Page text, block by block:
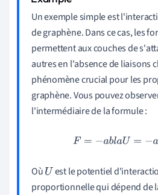
Un exemple simple est
de graphène. Dans ce cas, les
permettent aux couches de
autres en l'absence de liaisons
phénomène crucial pour les
graphène. Vous pouvez
l'intermédiaire de la formule :
=−ablaU=− bl
OùUest le potentiel
proportionnelle qui dépend de